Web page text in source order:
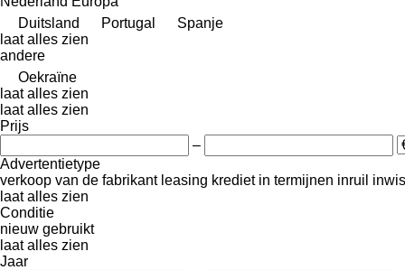
Duitsland
Portugal
Spanje
laat alles zien
andere
Oekraïne
laat alles zien
laat alles zien
Prijs
–
Advertentietype
verkoop van de fabrikant leasing krediet in termijnen inruil
laat alles zien
Conditie
nieuw gebruikt
laat alles zien
Jaar